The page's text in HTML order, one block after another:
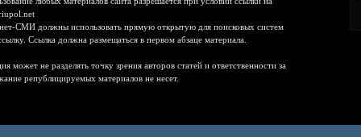
СМИ должны использовать прямую открытую для поисковых систем
Ссылка должна размещаться в первом абзаце материала.
может не разделять точку зрения авторов статей и ответственности за
републицируемых материалов не несет.